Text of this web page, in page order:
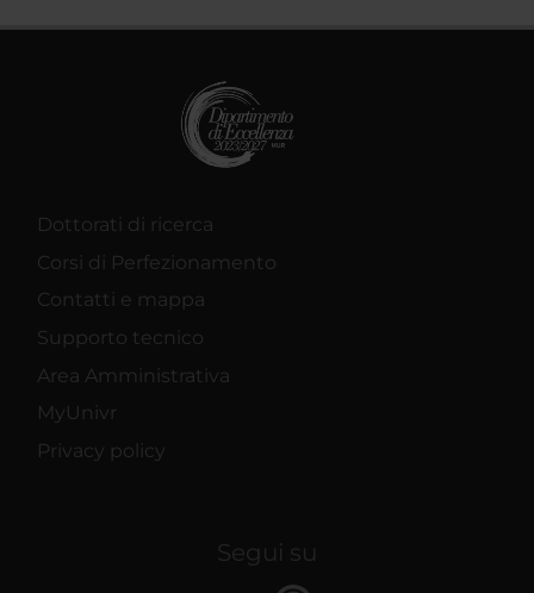
Dottorati di ricerca
Corsi di Perfezionamento
Contatti e mappa
Supporto tecnico
Area Amministrativa
MyUnivr
Privacy policy
Segui su